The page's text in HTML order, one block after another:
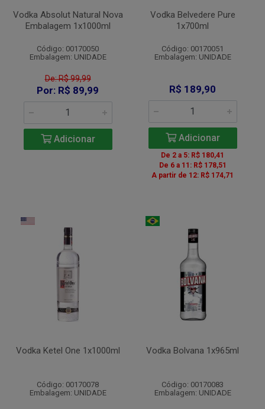
Vodka Absolut Natural Nova
Embalagem 1x1000ml
Código: 00170050
Embalagem: UNIDADE
De: R$ 99,99
Por: R$ 89,99
Adicionar
Vodka Belvedere Pure
1x700ml
Código: 00170051
Embalagem: UNIDADE
R$ 189,90
Adicionar
De 2 a 5: R$ 180,41
De 6 a 11: R$ 178,51
A partir de 12: R$ 174,71
Vodka Ketel One 1x1000ml
Código: 00170078
Embalagem: UNIDADE
Vodka Bolvana 1x965ml
Código: 00170083
Embalagem: UNIDADE